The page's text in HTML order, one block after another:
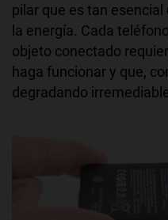
pilar que es tan
la energía. Cada
objeto conectado
haga funcionar y que,
degradando